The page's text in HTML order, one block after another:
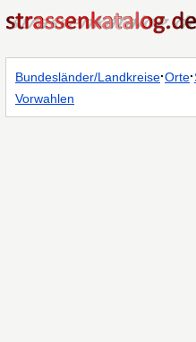
Bundesländer/Landkreise·Orte·
Vorwahlen